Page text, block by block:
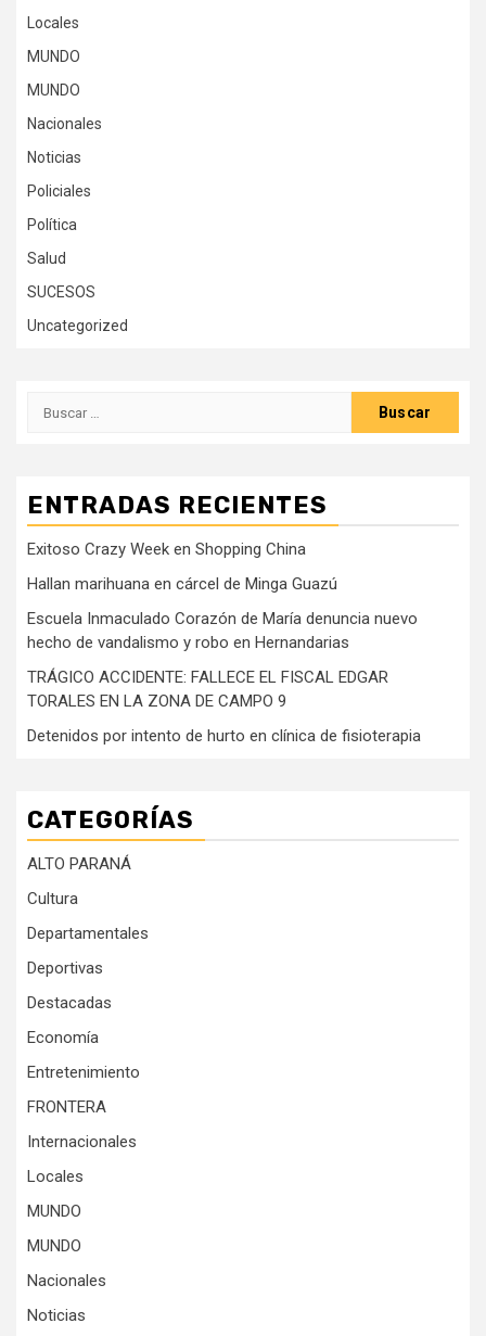
Locales
MUNDO
MUNDO
Nacionales
Noticias
Policiales
Política
Salud
SUCESOS
Uncategorized
Buscar:
ENTRADAS RECIENTES
Exitoso Crazy Week en Shopping China
Hallan marihuana en cárcel de Minga Guazú
Escuela Inmaculado Corazón de María denuncia nuevo
hecho de vandalismo y robo en Hernandarias
TRÁGICO ACCIDENTE: FALLECE EL FISCAL EDGAR
TORALES EN LA ZONA DE CAMPO 9
Detenidos por intento de hurto en clínica de fisioterapia
CATEGORÍAS
ALTO PARANÁ
Cultura
Departamentales
Deportivas
Destacadas
Economía
Entretenimiento
FRONTERA
Internacionales
Locales
MUNDO
MUNDO
Nacionales
Noticias